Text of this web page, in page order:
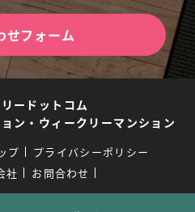
せフォーム
ードットコム
ン・ウィークリーマンション
プ
プライバシーポリシー
社
お問合わせ